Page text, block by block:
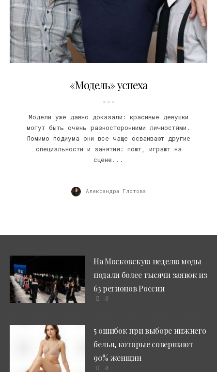
«Модель» успеха
Модели уже давно доказали: красивые девушки
могут быть очень разносторонними личностями.
Помимо подиума они все чаще осваивают другие
специальности и занятия: поют, играют на
сцене...
Александра Глотова
На Московскую неделю моды
подали более тысячи заявок из
63 регионов России
0
5 ошибок при выборе нижнего
белья, которые совершают
90% женщин
0